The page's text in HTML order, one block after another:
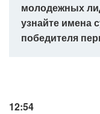
молодежных
узнайте имена
победителя
12:54